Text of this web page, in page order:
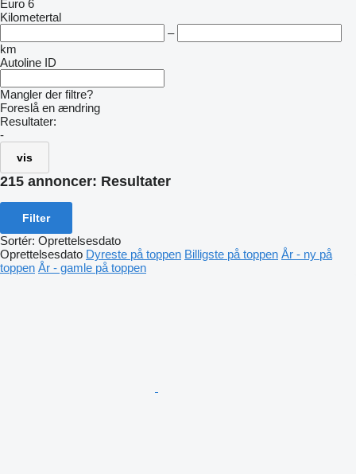
Euro 6
Kilometertal
–
km
Autoline ID
Mangler der filtre?
Foreslå en ændring
Resultater:
-
vis
215 annoncer: Resultater
Filter
Sortér: Oprettelsesdato
Oprettelsesdato Dyreste på toppen Billigste på toppen År - ny på
toppen År - gamle på toppen